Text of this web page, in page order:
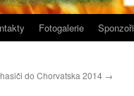
Fotogalerie Sponzoři
do Chorvatska 2014 →